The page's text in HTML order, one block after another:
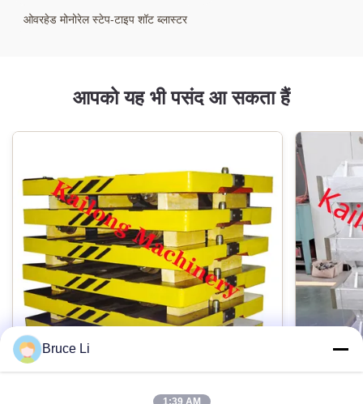
ओवरहेड मोनोरेल स्टेप-टाइप शॉट ब्लास्टर
आपको यह भी पसंद आ सकता हैं
Bruce Li
1:39 AM